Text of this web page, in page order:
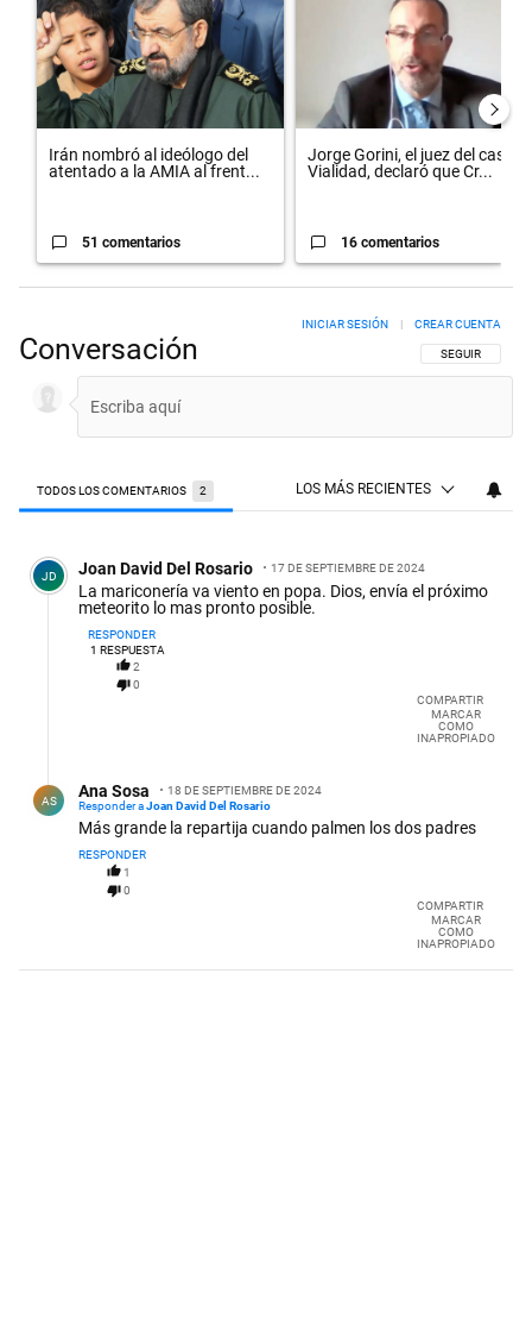
Irán nombró al ideólogo del
atentado a la AMIA al frent...
51 comentarios
Jorge Gorini, el juez del caso
Vialidad, declaró que Cr...
16 comentarios
Conversación SIGA ESTA
SEGUIR
INICIAR SESIÓN CREAR CUENTA
TODOS LOS COMENTARIOS 2 LOS MÁS RECIENTES
Comentario de Joan David Del Rosario.
JD Joan David Del Rosario 17 DE SEPTIEMBRE DE 2024
La mariconería va viento en popa. Dios, envía el próximo
meteorito lo mas pronto posible.
RESPONDER
1 RESPUESTA
2
0
COMPARTIR
MARCAR
COMO
INAPROPIADO
AS Ana Sosa
18 DE SEPTIEMBRE DE 2024
Responder aJoan David Del Rosario
Más grande la repartija cuando palmen los dos padres
RESPONDER
1
0
COMPARTIR
MARCAR
COMO
INAPROPIADO